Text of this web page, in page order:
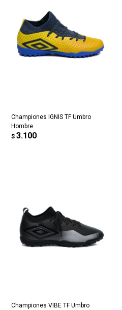
Championes IGNIS TF Umbro
Hombre
$ 3.100
Championes VIBE TF Umbro